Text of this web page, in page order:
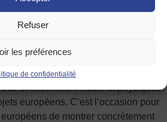
Refuser
les préférences
de confidentialité
une fête européenne
collèges, lycées, universités,
ou encore collectivités
événements virtuels et physiques
européens. C’est l’occasion pour
de montrer concrètement